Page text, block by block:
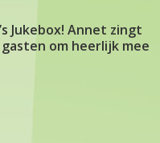
Jukebox! Annet zingt
om heerlijk mee